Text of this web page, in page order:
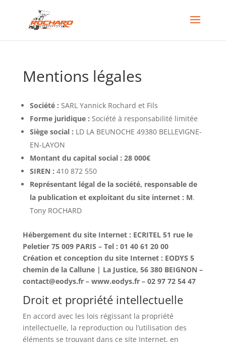
Mentions légales
Société : SARL Yannick Rochard et Fils
Forme juridique : Société à responsabilité limitée
Siège social : LD LA BEUNOCHE 49380 BELLEVIGNE-
EN-LAYON
Montant du capital social : 28 000€
SIREN : 410 872 550
Représentant légal de la société, responsable de
la publication et exploitant du site internet : M.
Tony ROCHARD
Hébergement du site Internet : ECRITEL 51 rue le
Peletier 75 009 PARIS – Tel : 01 40 61 20 00
Création et conception du site Internet : EODYS 5
chemin de la Callune | La Justice, 56 380 BEIGNON –
contact@eodys.fr – www.eodys.fr – 02 97 72 54 47
Droit et propriété intellectuelle
En accord avec les lois régissant la propriété
intellectuelle, la reproduction ou l’utilisation des
éléments se trouvant dans ce site Internet, en